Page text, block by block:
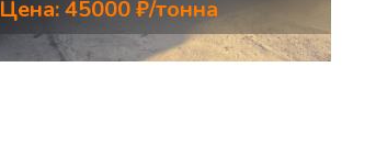
Цена: 45000 ₽/тонна